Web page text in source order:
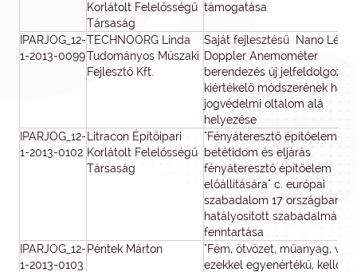
Korlátolt Felelősségű
Társaság
támogatása
IPARJOG_12-
1-2013-0099
TECHNOORG Linda
Tudományos Műszaki
Fejlesztő Kft.
Saját fejlesztésű Nano Lézer
Doppler Anemométer
berendezés új jelfeldolgozó
kiértékelő módszerének hazai
jogvédelmi oltalom alá
helyezése
IPARJOG_12-
1-2013-0102
Litracon Építőipari
Korlátolt Felelősségű
Társaság
"Fényáteresztő építőelem,
betétidom és eljárás
fényáteresztő építőelem
előállítására" c. európai
szabadalom 17 országban
hatályosított
fenntartása
IPARJOG_12-
1-2013-0103
Péntek Márton
"Fém, ötvözet, műanyag,
ezekkel egyenértékű, kellő